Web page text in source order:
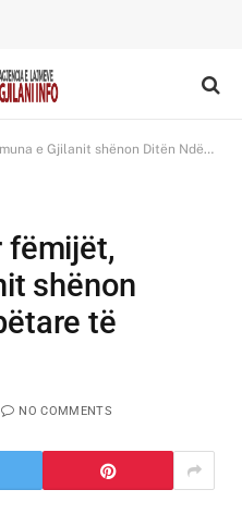
shënon Ditën Ndërkombëtare të Fëmijëve
fëmijët,
shënon
të
NO COMMENTS